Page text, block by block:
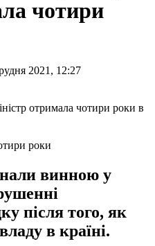
чотири
2021, 12:27
роки
винною у
після того, як
в країні.